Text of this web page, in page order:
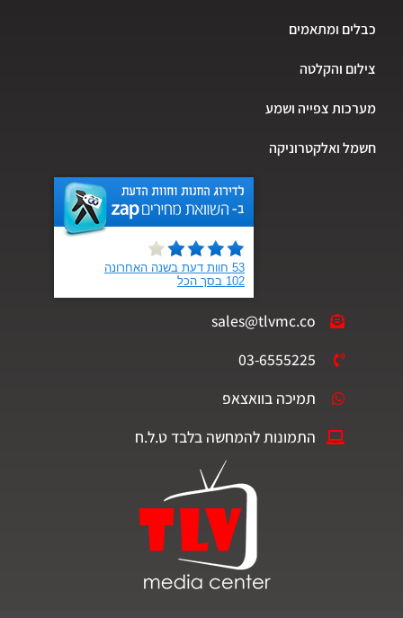
כבלים ומתאמים
צילום והקלטה
מערכות צפייה ושמע
חשמל ואלקטרוניקה
sales@tlvmc.co
03-6555225
תמיכה בוואצאפ
התמונות להמחשה בלבד ט.ל.ח